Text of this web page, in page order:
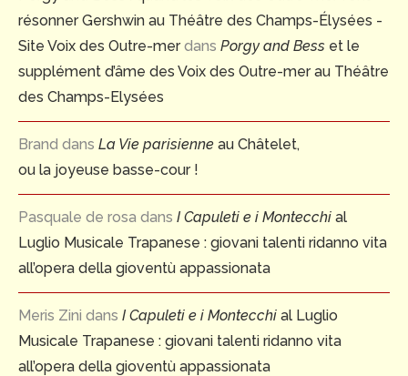
résonner Gershwin au Théâtre des Champs-Élysées -
Site Voix des Outre-merdans Porgy and Bess et le
supplément d’âme des Voix des Outre-mer au Théâtre
des Champs-Elysées
Brand dans La Vie parisienne au Châtelet,
ou la joyeuse basse-cour !
Pasquale de rosa dans I Capuleti e i Montecchi al
Luglio Musicale Trapanese : giovani talenti ridanno vita
all’opera della gioventù appassionata
Meris Zini dans I Capuleti e i Montecchi al Luglio
Musicale Trapanese : giovani talenti ridanno vita
all’opera della gioventù appassionata